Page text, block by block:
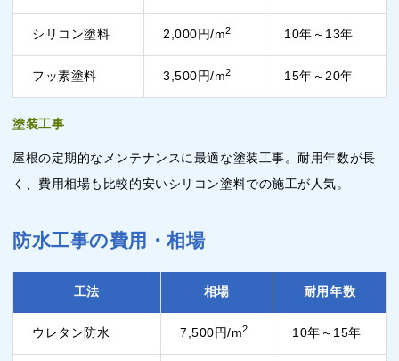
シリコン塗料 2,000円/m2 10年～13年
フッ素塗料 3,500円/m2 15年～20年
塗装工事
屋根の定期的なメンテナンスに最適な塗装工事。耐用年数が長
く、費用相場も比較的安いシリコン塗料での施工が人気。
防水工事の費用・相場
工法 相場 耐用年数
ウレタン防水 7,500円/m2 10年～15年